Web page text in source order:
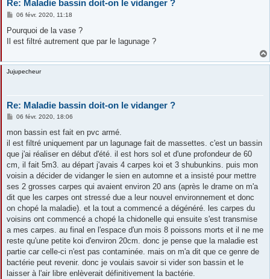
Re: Maladie bassin doit-on le vidanger ?
M
s
a
06 févr. 2020, 11:18
Pourquoi de la vase ?
Il est filtré autrement que par le lagunage ?
Jujupecheur
Re: Maladie bassin doit-on le vidanger ?
M
s
a
g
06 févr. 2020, 18:06
mon bassin est fait en pvc armé.
il est filtré uniquement par un lagunage fait de massettes. c'est un bassin
que j'ai réaliser en début d'été. il est hors sol et d'une profondeur de 60
cm, il fait 5m3. au départ j'avais 4 carpes koi et 3 shubunkins. puis mon
voisin a décider de vidanger le sien en automne et a insisté pour mettre
ses 2 grosses carpes qui avaient environ 20 ans (après le drame on m'a
dit que les carpes ont stressé due a leur nouvel environnement et donc
on chopé la maladie). et la tout a commencé a dégénéré. les carpes du
voisins ont commencé a chopé la chidonelle qui ensuite s'est transmise
a mes carpes. au final en l'espace d'un mois 8 poissons morts et il ne me
reste qu'une petite koi d'environ 20cm. donc je pense que la maladie est
partie car celle-ci n'est pas contaminée. mais on m'a dit que ce genre de
bactérie peut revenir. donc je voulais savoir si vider son bassin et le
laisser à l'air libre enlèverait définitivement la bactérie.